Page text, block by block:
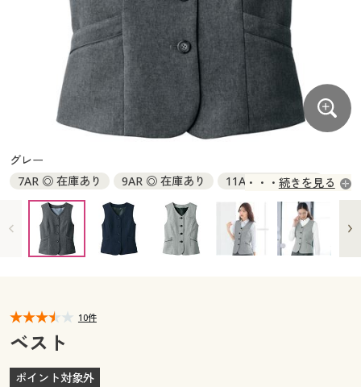
ジュニア・ティーンズ下着
大きいサイズ レディース服
大きいサイズ レディース下着
大きいサイズ メンズ
大きいサイズ 事務・制服
バーゲンセール
シークレットセール
商品カテゴリ一覧
カタログ
カタログ・チラシからのご注文
デジタルカタログ
カタログ無料プレゼント
マイページ
閲覧履歴
大きいサイズ レディース下着
大きいサイズ メンズ
大きいサイズ 事務・制服
シークレットセール
商品カテゴリ一覧
カタログ
カタログ・チラシからのご注文
カタログ無料プレゼント
会員メニュー
閲覧履歴
グレー
7AR ◎ 在庫あり
9AR ◎ 在庫あり
11AR ◎ 在庫あり
13AR ◎ 在庫あり
13ABR ○ 在庫わずか
15ABR ◎ 在庫あり
17ABR × 完売
続きを見る
10件
ベスト
ポイント対象外